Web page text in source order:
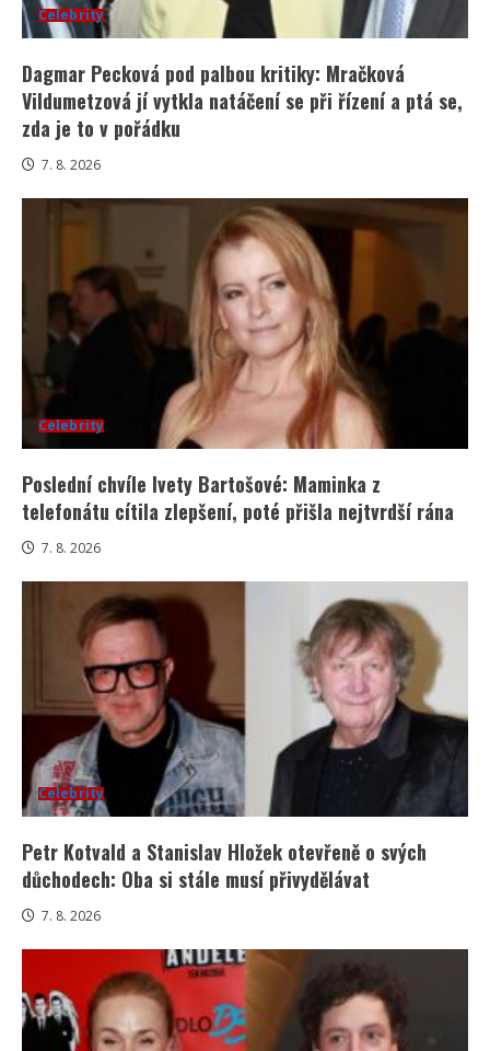
Celebrity
Dagmar Pecková pod palbou kritiky: Mračková
Vildumetzová jí vytkla natáčení se při řízení a ptá se,
zda je to v pořádku
7. 8. 2026
Celebrity
Poslední chvíle Ivety Bartošové: Maminka z
telefonátu cítila zlepšení, poté přišla nejtvrdší rána
7. 8. 2026
Celebrity
Petr Kotvald a Stanislav Hložek otevřeně o svých
důchodech: Oba si stále musí přivydělávat
7. 8. 2026